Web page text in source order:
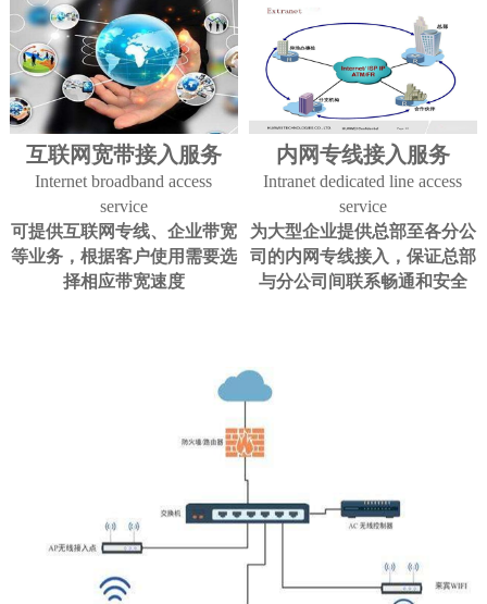
互联网宽带接入服务
Internet broadband access
service
可提供互联网专线、企业带宽
等业务，根据客户使用需要选
择相应带宽速度
内网专线接入服务
Intranet dedicated line access
service
为大型企业提供总部至各分公
司的内网专线接入，保证总部
与分公司间联系畅通和安全